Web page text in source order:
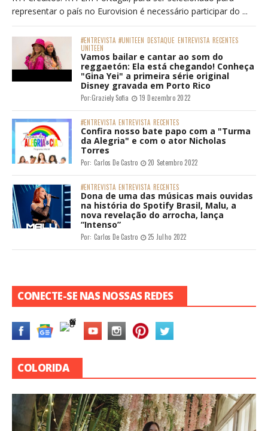
representar o país no Eurovision é necessário participar do ...
#ENTREVISTA #UNITEEN DESTAQUE ENTREVISTA RECENTES
UNITEEN
Vamos bailar e cantar ao som do
reggaetón: Ela está chegando! Conheça
"Gina Yei" a primeira série original
Disney gravada em Porto Rico
Por:Graziely Sofia 19 Dezembro 2022
#ENTREVISTA ENTREVISTA RECENTES
Confira nosso bate papo com a "Turma
da Alegria" e com o ator Nicholas
Torres
Por: Carlos De Castro 20 Setembro 2022
#ENTREVISTA ENTREVISTA RECENTES
Dona de uma das músicas mais ouvidas
na história do Spotify Brasil, Malu, a
nova revelação do arrocha, lança
“Intenso”
Por: Carlos De Castro 25 Julho 2022
CONECTE-SE NAS NOSSAS REDES
COLORIDA